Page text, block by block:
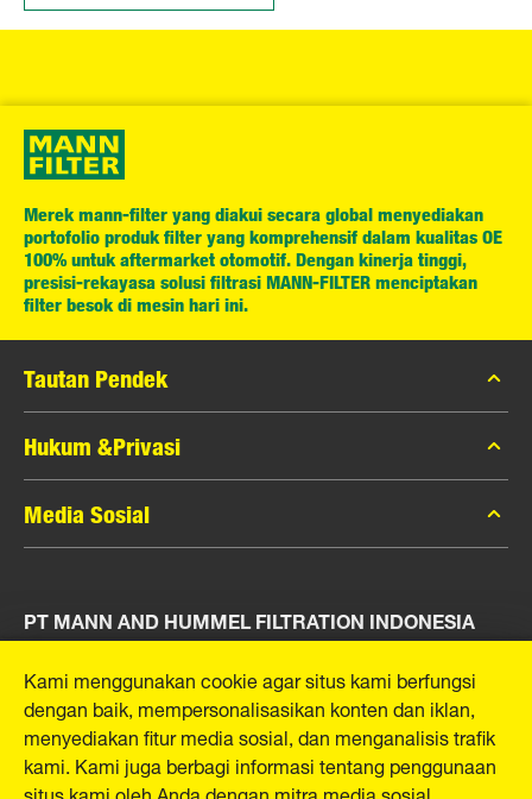
Merek mann-filter yang diakui secara global menyediakan
portofolio produk filter yang komprehensif dalam kualitas OE
100% untuk aftermarket otomotif. Dengan kinerja tinggi,
presisi-rekayasa solusi filtrasi MANN-FILTER menciptakan
filter besok di mesin hari ini.
Tautan Pendek
Katalog MANN-FILTER
Pencari MANN-FILTER
Peras
Hukum &Privasi
Privasi Data
Pemberitahuan Hukum
Media Sosial
Instagram
YouTube
PT MANN AND HUMMEL FILTRATION INDONESIA
Puri Indah Financial Tower, Unit 107
Jl. Puri Lingkar Dalam, RT01/RW02
Kembangan Selatan
Kecamatan Kembangan
West Jakarta 11610, Indonesia
Kami menggunakan cookie agar situs kami berfungsi
dengan baik, mempersonalisasikan konten dan iklan,
menyediakan fitur media sosial, dan menganalisis trafik
kami. Kami juga berbagi informasi tentang penggunaan